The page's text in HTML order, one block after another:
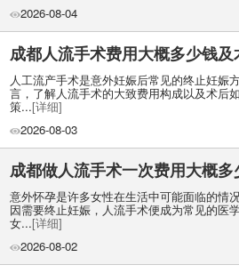
2026-08-04
成都人流手术费用大概多少钱
人工流产手术是意外妊娠后常见的终止妊娠
言，了解人流手术的大致费用构成以及术后
策...[详细]
2026-08-03
成都做人流手术一次费用大概多
意外怀孕是许多女性在生活中可能面临的情
因需要终止妊娠，人流手术便成为常见的医
女...[详细]
2026-08-02